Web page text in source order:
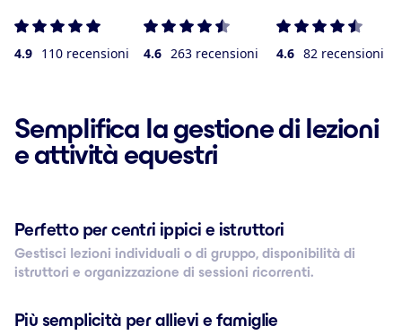
4.9 110 recensioni 4.6 263 recensioni 4.6 82 recensioni
Semplifica la gestione di lezioni
e attività equestri
Perfetto per centri ippici e istruttori
Gestisci lezioni individuali o di gruppo, disponibilità di
istruttori e organizzazione di sessioni ricorrenti.
Più semplicità per allievi e famiglie